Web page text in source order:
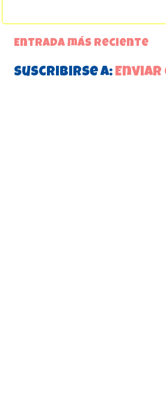
Entrada más reciente
Suscribirse a: Enviar